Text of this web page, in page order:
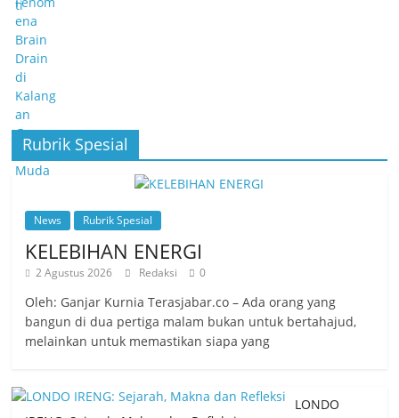
Rubrik Spesial
News Rubrik Spesial
KELEBIHAN ENERGI
2 Agustus 2026 Redaksi 0
Oleh: Ganjar Kurnia Terasjabar.co – Ada orang yang
bangun di dua pertiga malam bukan untuk bertahajud,
melainkan untuk memastikan siapa yang
LONDO